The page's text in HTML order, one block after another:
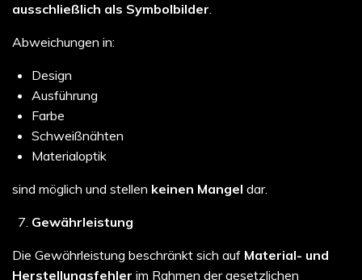
ausschließlich als Symbolbilder.
Abweichungen in:
Design
Ausführung
Farbe
Schweißnähten
Materialoptik
sind möglich und stellen keinen Mangel dar.
Gewährleistung
Die Gewährleistung beschränkt sich auf Material- und
Herstellungsfehler im Rahmen der gesetzlichen